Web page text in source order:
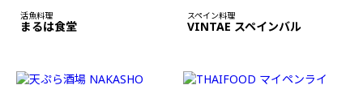
活魚料理
まるは食堂
スペイン料理
VINTAE スペインバル